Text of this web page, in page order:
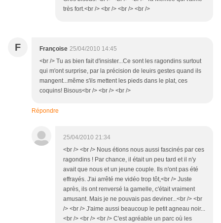
très fort.<br /> <br /> <br /> <br />
F Françoise 25/04/2010 14:45
<br /> Tu as bien fait d'insister...Ce sont les ragondins surtout
qui m'ont surprise, par la précision de leuirs gestes quand ils
mangent...même s'ils mettent les pieds dans le plat, ces
coquins! Bisous<br /> <br /> <br />
Répondre
25/04/2010 21:34
<br /> <br /> Nous étions nous aussi fascinés par ces
ragondins ! Par chance, il était un peu tard et il n'y
avait que nous et un jeune couple. Ils n'ont pas été
effrayés. J'ai arrêté me vidéo trop tôt,<br /> Juste
après, ils ont renversé la gamelle, c'était vraiment
amusant. Mais je ne pouvais pas deviner...<br /> <br
/> <br /> J'aime aussi beaucoup le petit agneau noir...
<br /> <br /> <br /> C'est agréable un parc où les